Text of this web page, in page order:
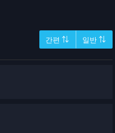
간편 ⇅ 일반 ⇅